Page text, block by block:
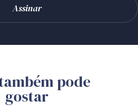
pode
gostar